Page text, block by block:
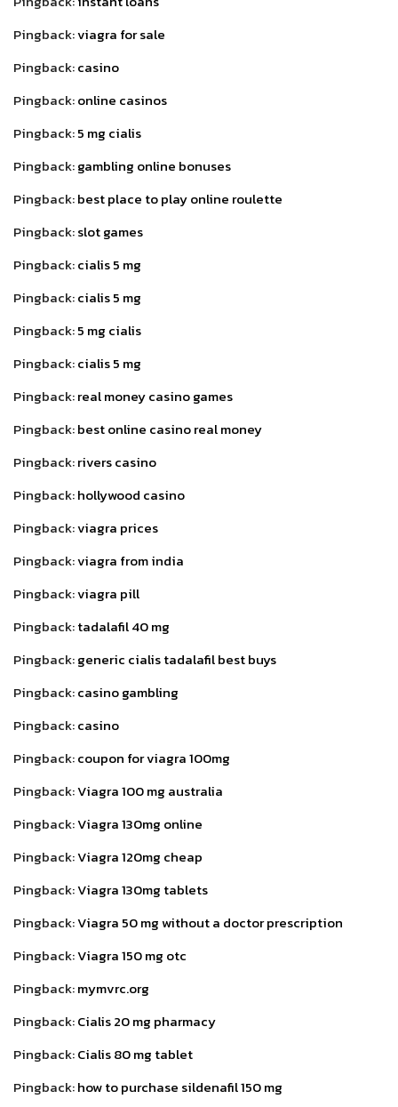
Pingback:viagra for sale
Pingback:casino
Pingback:online casinos
Pingback:5 mg cialis
Pingback:gambling online bonuses
Pingback:best place to play online roulette
Pingback:slot games
Pingback:cialis 5 mg
Pingback:cialis 5 mg
Pingback:5 mg cialis
Pingback:cialis 5 mg
Pingback:real money casino games
Pingback:best online casino real money
Pingback:rivers casino
Pingback:hollywood casino
Pingback:viagra prices
Pingback:viagra from india
Pingback:viagra pill
Pingback:tadalafil 40 mg
Pingback:generic cialis tadalafil best buys
Pingback:casino gambling
Pingback:casino
Pingback:coupon for viagra 100mg
Pingback:Viagra 100 mg australia
Pingback:Viagra 130mg online
Pingback:Viagra 120mg cheap
Pingback:Viagra 130mg tablets
Pingback:Viagra 50 mg without a doctor prescription
Pingback:Viagra 150 mg otc
Pingback:mymvrc.org
Pingback:Cialis 20 mg pharmacy
Pingback:Cialis 80 mg tablet
Pingback:how to purchase sildenafil 150 mg